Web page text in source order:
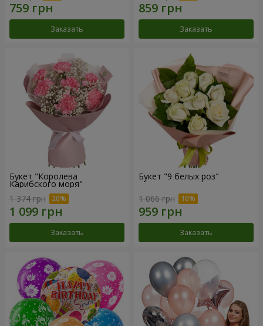
Заказать Заказать
Букет "Королева
Карибского моря"
1 374 грн
Заказать
Букет "9 белых роз"
1 066 грн
Заказать